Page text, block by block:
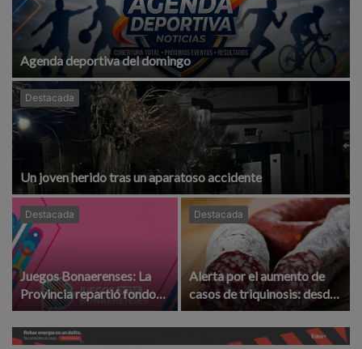
Agenda deportiva del domingo
Destacada
Un joven herido tras un aparatoso accidente
Destacada
Juegos Bonaerenses: La
Provincia repartió fondos
para la etapa local ¿La
Madrid ganó o perdió?
Destacada
Alerta por el aumento de
casos de triquinosis: desde
la UCR le exigen
"controles" a provincia